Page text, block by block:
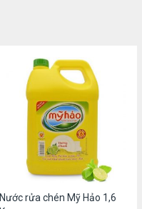
Nước rửa chén Mỹ Hảo 1,6